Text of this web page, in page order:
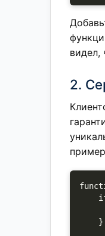
видел,
2.